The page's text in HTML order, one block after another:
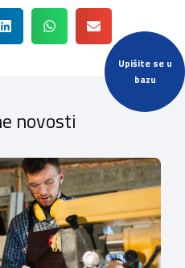
Upišite se u
bazu
novosti